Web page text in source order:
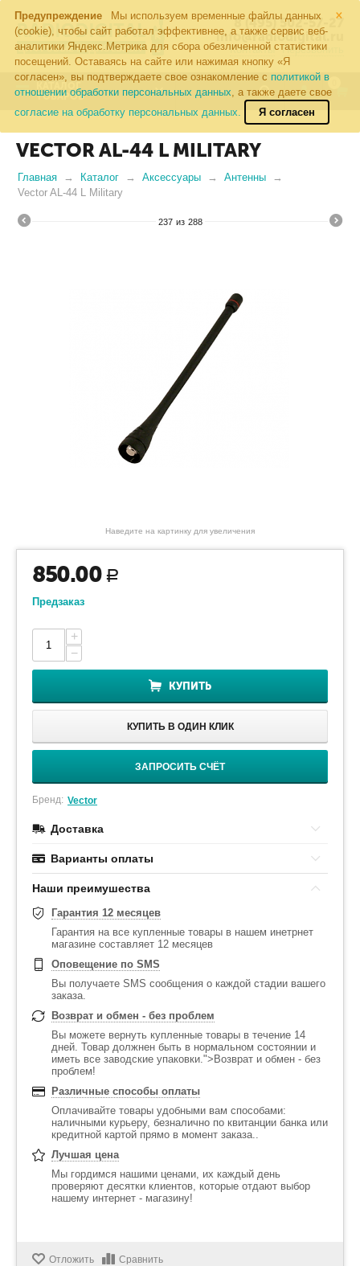
×
Предупреждение
Мы используем временные файлы данных
(cookie), чтобы сайт работал эффективнее, а также сервис веб-
аналитики Яндекс.Метрика для сбора обезличенной статистики
посещений. Оставаясь на сайте или нажимая кнопку «Я
согласен», вы подтверждаете свое ознакомление с политикой в
отношении обработки персональных данных, а также даете свое
согласие на обработку персональных данных.
Я согласен
8 (495) 502-57-27
info@radiodigital.ru
Контакты Перезвонить
КАТАЛОГ
ТОВАРОВ
VECTOR AL-44 L MILITARY
Главная Каталог Аксессуары
Антенны
Vector AL-44 L Military
237 из 288
Наведите на картинку для увеличения
850.00 Р
Предзаказ
+
−
КУПИТЬ
КУПИТЬ В ОДИН КЛИК
ЗАПРОСИТЬ СЧЁТ
Бренд: Vector
Доставка
Варианты оплаты
Наши преимушества
Гарантия 12 месяцев
Гарантия на все купленные товары в нашем инетрнет
магазине составляет 12 месяцев
Оповещение по SMS
Вы получаете SMS сообщения о каждой стадии вашего
заказа.
Возврат и обмен - без проблем
Вы можете вернуть купленные товары в течение 14
дней. Товар должнен быть в нормальном состоянии и
иметь все заводские упаковки.">Возврат и обмен - без
проблем!
Различные способы оплаты
Оплачивайте товары удобными вам способами:
наличными курьеру, безналично по квитанции банка или
кредитной картой прямо в момент заказа..
Лучшая цена
Мы гордимся нашими ценами, их каждый день
проверяют десятки клиентов, которые отдают выбор
нашему интернет - магазину!
Отложить Сравнить